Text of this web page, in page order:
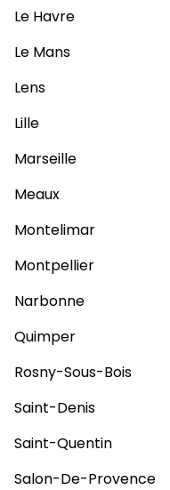
Le Havre
Le Mans
Lens
Lille
Marseille
Meaux
Montelimar
Montpellier
Narbonne
Quimper
Rosny-Sous-Bois
Saint-Denis
Saint-Quentin
Salon-De-Provence